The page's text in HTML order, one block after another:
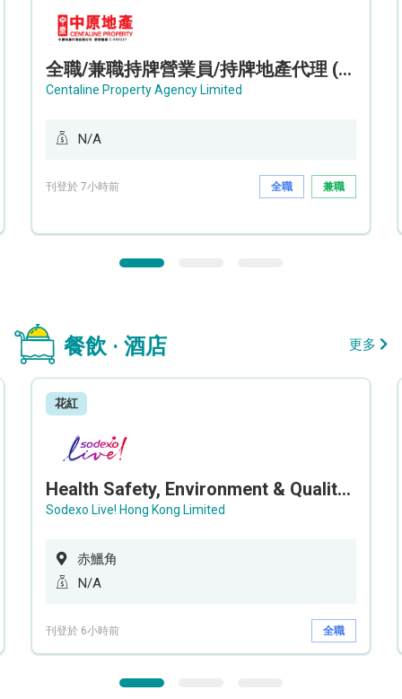
全職/兼職持牌營業員/持牌地產代理 (長沙灣/將軍澳/油塘)
Centaline Property Agency Limited
N/A
刊登於 7小時前 全職 兼職
餐飲 · 酒店 更多
花紅
Health Safety, Environment & Quality Assurance Officer (Maternity cover – 5 months contract)
Sodexo Live! Hong Kong Limited
赤鱲角
N/A
刊登於 6小時前 全職